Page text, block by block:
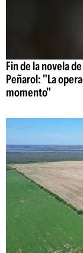
Fin de la novela
Peñarol: "La
momento"